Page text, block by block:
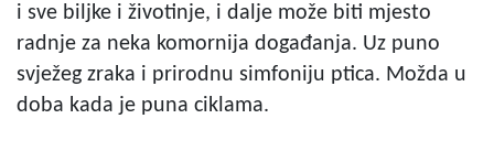
i sve biljke i životinje, i dalje može biti mjesto
radnje za neka komornija događanja. Uz puno
svježeg zraka i prirodnu simfoniju ptica. Možda u
doba kada je puna ciklama.